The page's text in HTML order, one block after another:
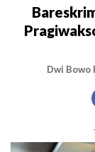
Dwi Bowo